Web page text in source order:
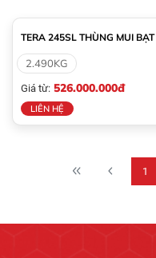
TERA 245SL THÙNG MUI BẠT
2.490KG
Giá từ: 526.000.000đ
LIÊN HỆ
1